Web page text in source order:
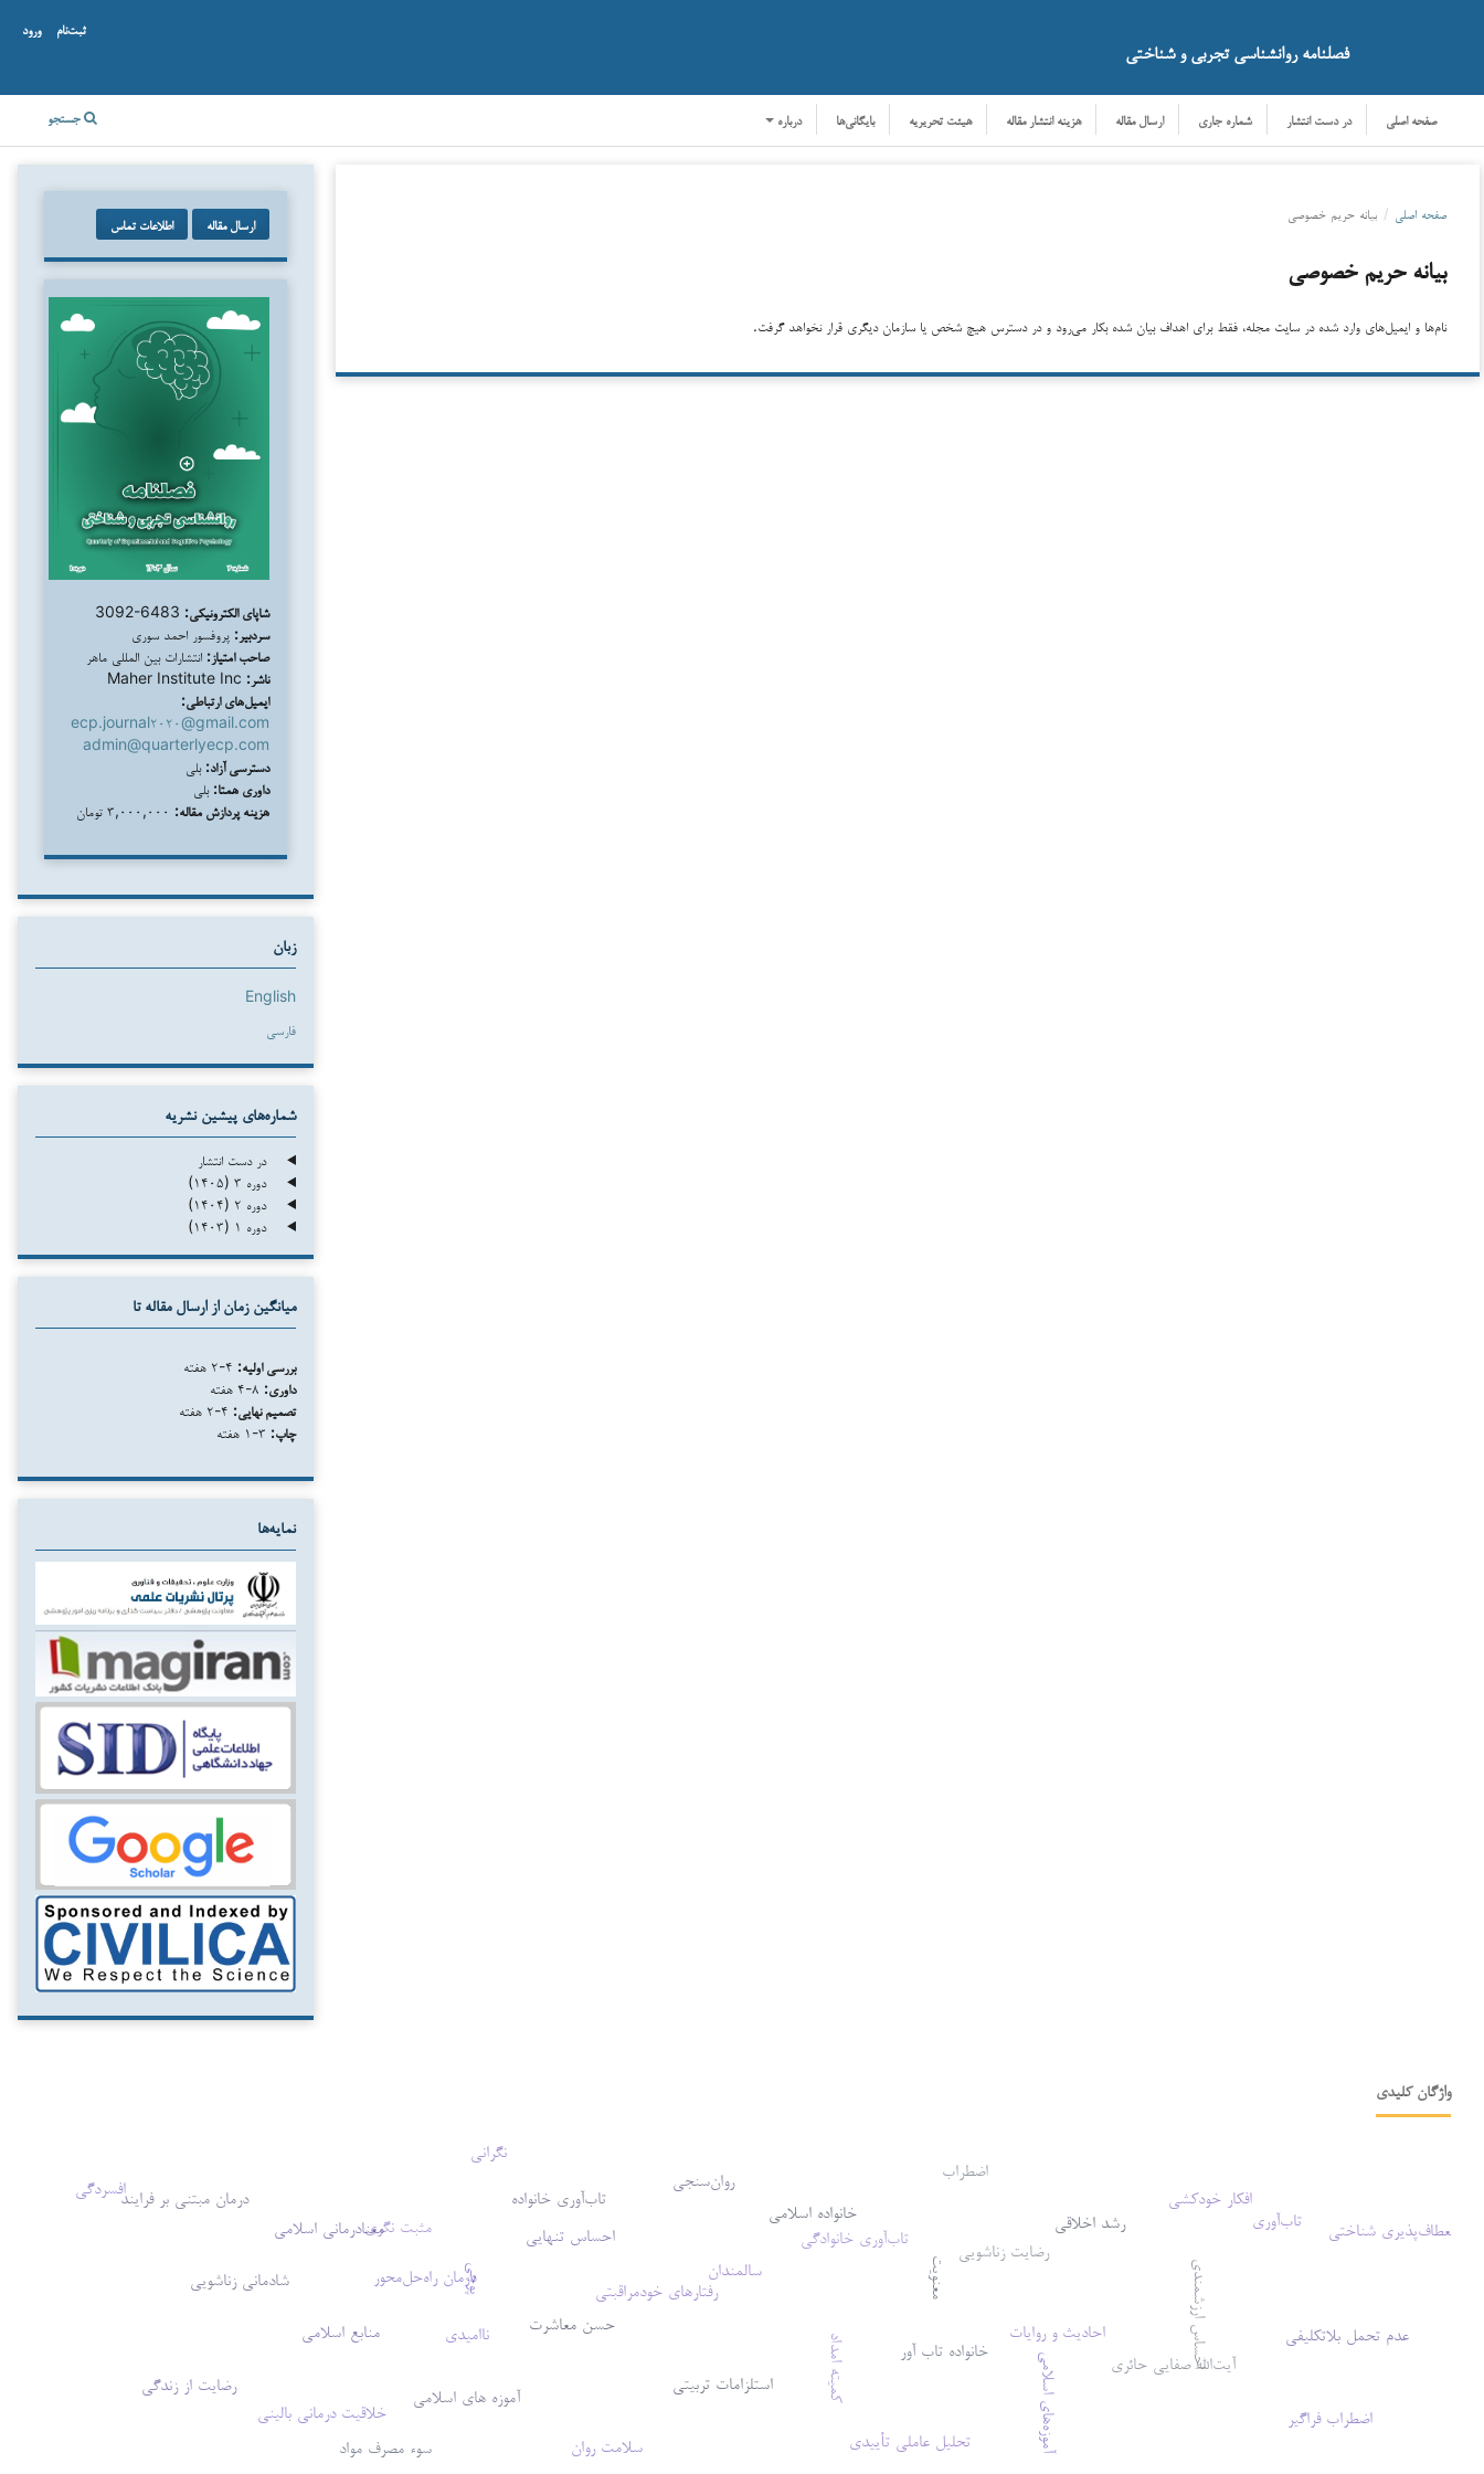
فصلنامه روانشناسی تجربی و شناختی
صفحه اصلی در دست انتشار شماره جاری ارسال مقاله هزینه انتشار مقاله هیئت تحریریه بایگانی‌ها درباره جستجو
ثبت‌نام ورود
صفحه اصلی / بیانه حریم خصوصی
بیانه حریم خصوصی
نام‌ها و ایمیل‌های وارد شده در سایت مجله، فقط برای اهداف بیان شده بکار می‌رود و در دسترس هیچ شخص یا سازمان دیگری قرار نخواهد گرفت.
ارسال مقاله اطلاعات تماس
شاپای الکترونیکی: 3092-6483
سردبیر: پروفسور احمد سوری
صاحب امتیاز: انتشارات بین المللی ماهر
ناشر:
ایمیل‌های ارتباطی:
ecp.journal۲۰۲۰@gmail.com
admin@quarterlyecp.com
دسترسی آزاد: بلی
داوری همتا: بلی
هزینه پردازش مقاله:
زبان
English
فارسی
شماره‌های پیشین نشریه
در دست انتشار
دوره ۳ (۱۴۰۵)
دوره ۲ (۱۴۰۴)
دوره ۱ (۱۴۰۳)
میانگین زمان از ارسال مقاله تا
بررسی اولیه:
داوری:
تصمیم نهایی:
چاپ:
نمایه‌ها
واژگان کلیدی
درمان راه‌حل‌محور
احساس تنهایی
رفتارهای خودمراقبتی
سالمندان
کمیته امداد خانواده تاب آور
آموزه های اسلامی
مثبت نگری
استلزامات تربیتی
احادیث و روایات
آموزه‌های اسلامی
تاب‌آوری خانوادگی
حسن معاشرت منابع اسلامی
رضایت زناشویی
تاب‌آوری خانواده
شادمانی زناشویی معنویت
خانواده اسلامی
معنادرمانی اسلامی
آیت‌الله صفایی حائری
سلامت روان
احساس ارزشمندی
رشد اخلاقی
پوچی
روان‌سنجی
تحلیل عاملی تأییدی
رضایت از زندگی
افکار خودکشی
ناامیدی
درمان مبتنی بر فرایند
نگرانی
عدم تحمل بلاتکلیفی
انعطاف‌پذیری شناختی
اضطراب فراگیر خلاقیت درمانی بالینی
اضطراب
افسردگی
تاب‌آوری
سوء مصرف مواد